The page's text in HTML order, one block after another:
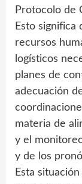
Protocolo de
Esto significa
recursos
logísticos
planes de
adecuación
materia de
y el
y de los
Esta